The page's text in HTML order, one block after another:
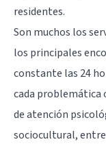
residentes.
Son muchos los
los principales
constante las 24
cada problemática
de atención
sociocultural,